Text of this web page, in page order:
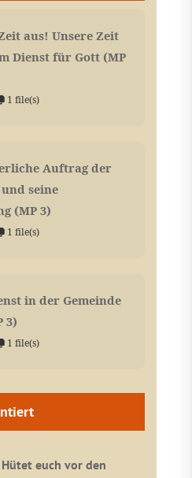
aus! Unsere Zeit
Dienst für Gott (MP
1 file(s)
Auftrag der
seine
(MP 3)
1 file(s)
in der Gemeinde
3)
1 file(s)
euch vor den